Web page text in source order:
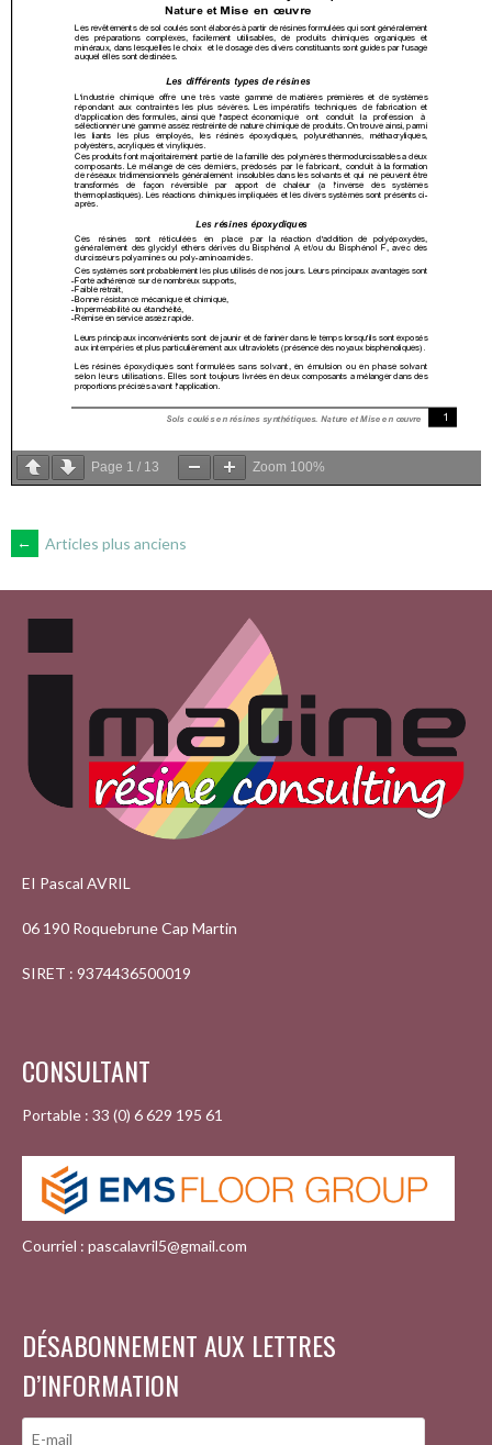
Page 1 / 13 Zoom 100%
NAVIGATION
DES
ARTICLES
← Articles plus anciens
EI Pascal AVRIL
06 190 Roquebrune Cap Martin
SIRET : 9374436500019
CONSULTANT
Portable : 33 (0) 6 629 195 61
Courriel : pascalavril5@gmail.com
DÉSABONNEMENT AUX LETTRES
D’INFORMATION